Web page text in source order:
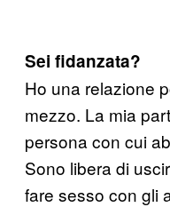
Sei fidanzata?
Ho una relazione
mezzo. La mia
persona con cui
Sono libera di
fare sesso con gli